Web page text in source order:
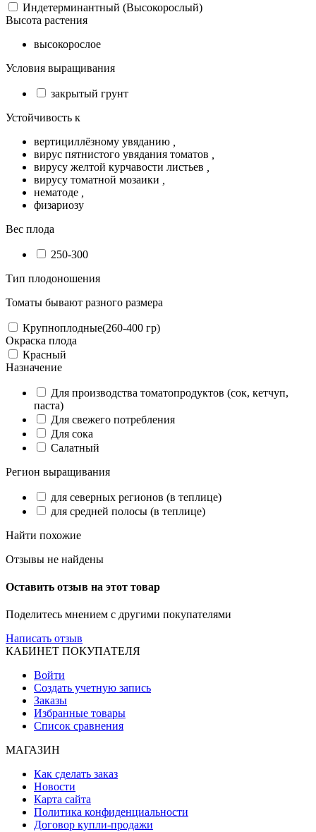
Индетерминантный (Высокорослый)
Высота растения
высокорослое
Условия выращивания
закрытый грунт
Устойчивость к
вертициллёзному увяданию
вирус пятнистого увядания томатов
вирусу желтой курчавости листьев
вирусу томатной мозаики
нематоде
физариозу
Вес плода
250-300
Тип плодоношения
Томаты бывают разного размера
Крупноплодные(260-400 гр)
Окраска плода
Красный
Назначение
Для производства томатопродуктов (сок, кетчуп,
паста)
Для свежего потребления
Для сока
Салатный
Регион выращивания
для северных регионов (в теплице)
для средней полосы (в теплице)
Найти похожие
Отзывы не найдены
Оставить отзыв на этот товар
Поделитесь мнением с другими покупателями
Написать отзыв
КАБИНЕТ ПОКУПАТЕЛЯ
Войти
Создать учетную запись
Заказы
Избранные товары
Список сравнения
МАГАЗИН
Как сделать заказ
Новости
Карта сайта
Политика конфиденциальности
Договор купли-продажи